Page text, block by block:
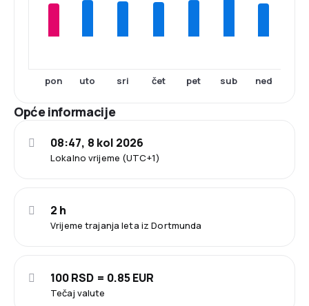
pon uto sri čet pet sub ned
Opće informacije
Lokalno vrijeme (UTC+1)
08:47, 8 kol 2026
Vrijeme trajanja leta iz Dortmunda
2 h
Tečaj valute
100 RSD = 0.85 EUR